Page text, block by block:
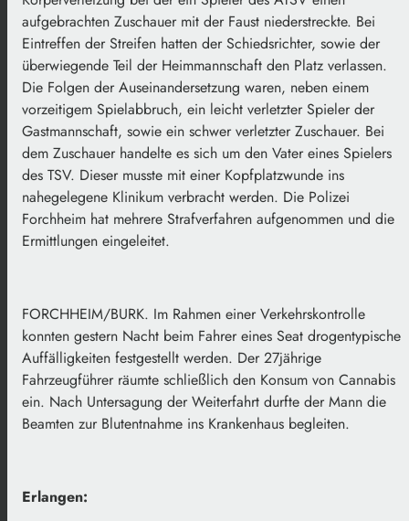
aufgebrachten Zuschauer mit der Faust niederstreckte. Bei
Eintreffen der Streifen hatten der Schiedsrichter, sowie der
überwiegende Teil der Heimmannschaft den Platz verlassen.
Die Folgen der Auseinandersetzung waren, neben einem
vorzeitigem Spielabbruch, ein leicht verletzter Spieler der
Gastmannschaft, sowie ein schwer verletzter Zuschauer. Bei
dem Zuschauer handelte es sich um den Vater eines Spielers
des TSV. Dieser musste mit einer Kopfplatzwunde ins
nahegelegene Klinikum verbracht werden. Die Polizei
Forchheim hat mehrere Strafverfahren aufgenommen und die
Ermittlungen eingeleitet.
FORCHHEIM/BURK. Im Rahmen einer Verkehrskontrolle
konnten gestern Nacht beim Fahrer eines Seat drogentypische
Auffälligkeiten festgestellt werden. Der 27jährige
Fahrzeugführer räumte schließlich den Konsum von Cannabis
ein. Nach Untersagung der Weiterfahrt durfte der Mann die
Beamten zur Blutentnahme ins Krankenhaus begleiten.
Erlangen: